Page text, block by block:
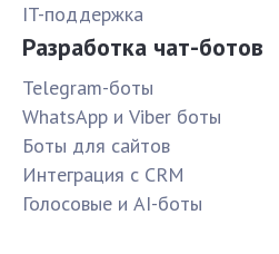
IT-поддержка
Разработка чат-ботов
Telegram-боты
WhatsApp и Viber боты
Боты для сайтов
Интеграция с CRM
Голосовые и AI-боты